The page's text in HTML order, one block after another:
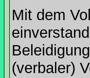
Mit dem
(verbaler)